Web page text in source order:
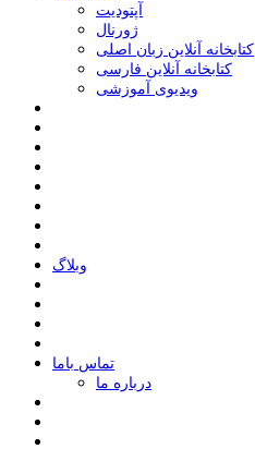
ﺁﭘﺘﻮﺩﯾﺖ
ﮊﻭﺭﻧﺎﻝ
کتابخانه آنلاین زبان اصلی
کتابخانه آنلاین فارسی
ویدیوی آموزشی
وبلاگ
ﺗﻤﺎﺱ ﺑﺎﻣﺎ
درباره ما